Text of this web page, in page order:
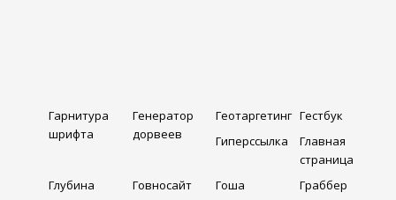
Гарнитура
шрифта
Генератор
дорвеев
Геотаргетинг Гестбук
Гиперссылка
Главная
страница
Глубина
Говносайт Гоша Граббер